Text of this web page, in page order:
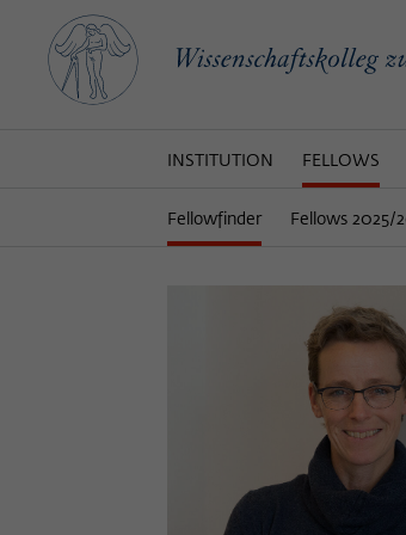
INSTITUTION FELLOWS
Fellowfinder Fellows 2025/